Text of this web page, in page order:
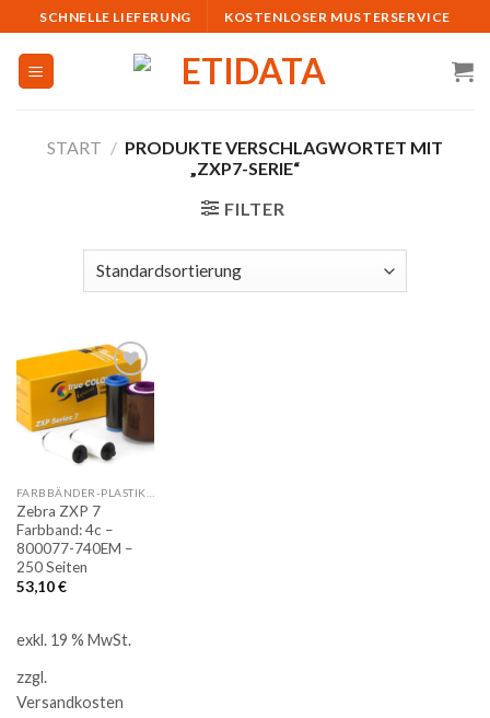
to
content
SCHNELLE LIEFERUNG KOSTENLOSER MUSTERSERVICE
START / PRODUKTE VERSCHLAGWORTET MIT
„ZXP7-SERIE“
FILTER
Auf
die
Merkliste
Zebra ZXP 7
Farbband: 4c –
800077-740EM –
250 Seiten
53,10€
exkl. 19 % MwSt.
zzgl.
Versandkosten